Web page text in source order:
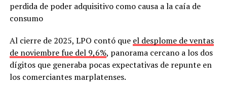
perdida de poder adquisitivo como causa a la caía de
consumo
Al cierre de 2025, LPO contó que el desplome de ventas
de noviembre fue del 9,6%, panorama cercano a los dos
dígitos que generaba pocas expectativas de repunte en
los comerciantes marplatenses.